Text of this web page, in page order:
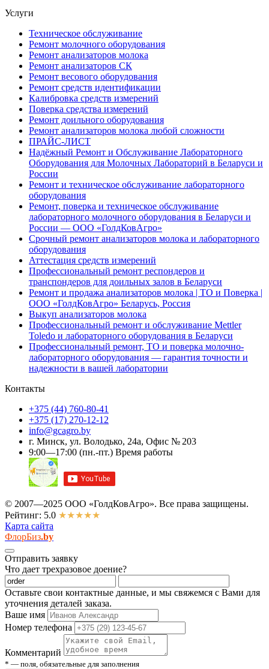
Услуги
Техническое обслуживание
Ремонт молочного оборудования
Ремонт анализаторов молока
Ремонт анализаторов СК
Ремонт весового оборудования
Ремонт средств идентификации
Калибровка средств измерений
Поверка средства измерений
Ремонт доильного оборудования
Ремонт анализаторов молока любой сложности
ПРАЙС-ЛИСТ
Надёжный Ремонт и Обслуживание Лабораторного
Оборудования для Молочных Лабораторий в Беларуси и
России
Ремонт и техническое обслуживание лабораторного
оборудования
Ремонт, поверка и техническое обслуживание
лабораторного молочного оборудования в Беларуси и
России — ООО «ГолдКовАгро»
Срочный ремонт анализаторов молока и лабораторного
оборудования
Аттестация средств измерений
Профессиональный ремонт респондеров и
транспондеров для доильных залов в Беларуси
Ремонт и продажа анализаторов молока | ТО и Поверка |
ООО «ГолдКовАгро» Беларусь, Россия
Выкуп анализаторов молока
Профессиональный ремонт и обслуживание Mettler
Toledo и лабораторного оборудования в Беларуси
Профессиональный ремонт, ТО и поверка молочно-
лабораторного оборудования — гарантия точности и
надежности в вашей лаборатории
Контакты
+375 (44) 760-80-41
+375 (17) 270-12-12
info@gcagro.by
г. Минск, ул. Володько, 24а, Офис № 203
9:00—17:00 (пн.-пт.) Время работы
© 2007—2025 ООО «ГолдКовАгро». Все права защищены.
Рейтинг: 5.0 ★★★★★
Карта сайта
ФлорБиз.by
Отправить заявку
Что дает трехразовое доение?
Оставьте свои контактные данные, и мы свяжемся с Вами для
уточнения деталей заказа.
Ваше имя
Номер телефона
Комментарий
* — поля, обязательные для заполнения